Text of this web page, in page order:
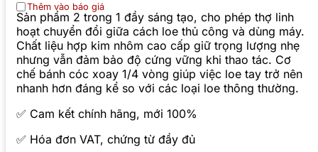
Thêm vào báo giá
Sản phẩm 2 trong 1 đầy sáng tạo, cho phép thợ linh
hoạt chuyển đổi giữa cách loe thủ công và dùng máy.
Chất liệu hợp kim nhôm cao cấp giữ trọng lượng nhẹ
nhưng vẫn đảm bảo độ cứng vững khi thao tác. Cơ
chế bánh cóc xoay 1/4 vòng giúp việc loe tay trở nên
nhanh hơn đáng kể so với các loại loe thông thường.
✅ Cam kết chính hãng, mới 100%
✅ Hóa đơn VAT, chứng từ đầy đủ